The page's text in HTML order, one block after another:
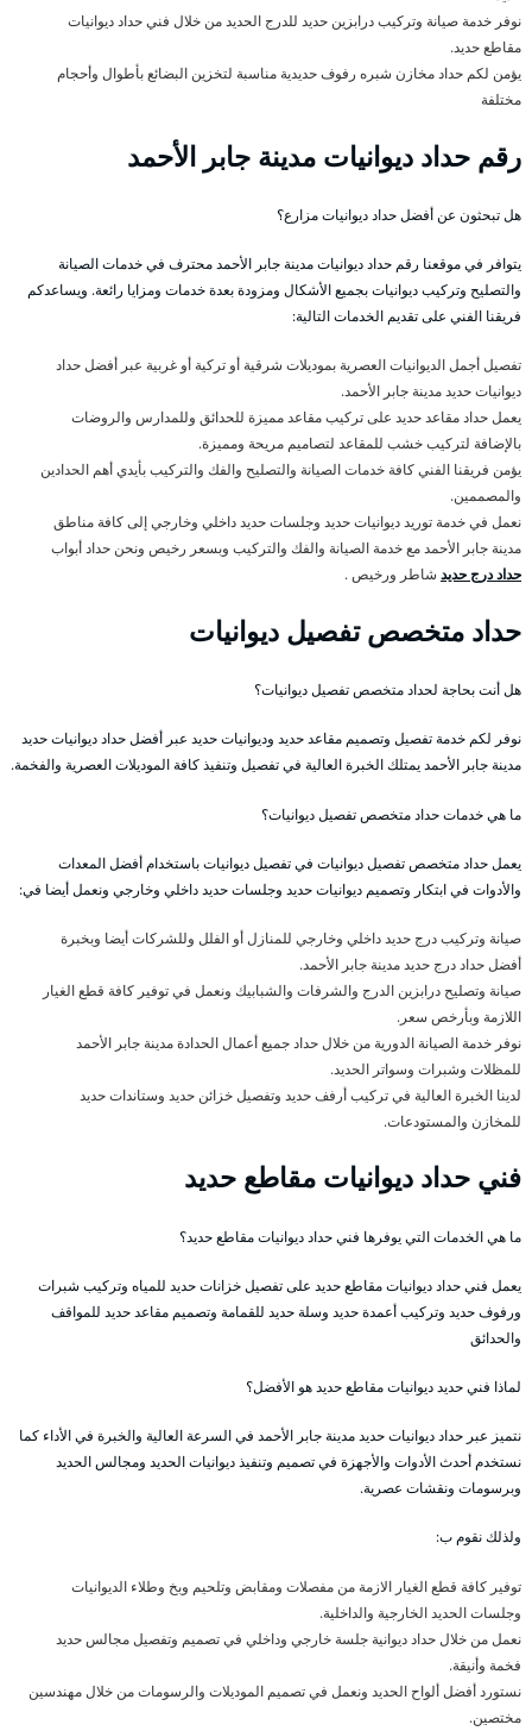
نوفر خدمة صيانة وتركيب درابزين حديد للدرج الحديد من خلال فني حداد ديوانيات
مقاطع حديد.
يؤمن لكم حداد مخازن شبره رفوف حديدية مناسبة لتخزين البضائع بأطوال وأحجام
مختلفة
رقم حداد ديوانيات مدينة جابر الأحمد
هل تبحثون عن أفضل حداد ديوانيات مزارع؟
يتوافر في موقعنا رقم حداد ديوانيات مدينة جابر الأحمد محترف في خدمات الصيانة
والتصليح وتركيب ديوانيات بجميع الأشكال ومزودة بعدة خدمات ومزايا رائعة. ويساعدكم
فريقنا الفني على تقديم الخدمات التالية:
تفصيل أجمل الديوانيات العصرية بموديلات شرقية أو تركية أو غربية عبر أفضل حداد
ديوانيات حديد مدينة جابر الأحمد.
يعمل حداد مقاعد حديد على تركيب مقاعد مميزة للحدائق وللمدارس والروضات
بالإضافة لتركيب خشب للمقاعد لتصاميم مريحة ومميزة.
يؤمن فريقنا الفني كافة خدمات الصيانة والتصليح والفك والتركيب بأيدي أهم الحدادين
والمصممين.
نعمل في خدمة توريد ديوانيات حديد وجلسات حديد داخلي وخارجي إلى كافة مناطق
مدينة جابر الأحمد مع خدمة الصيانة والفك والتركيب وبسعر رخيص ونحن حداد أبواب
حداد درج حديد شاطر ورخيص .
حداد متخصص تفصيل ديوانيات
هل أنت بحاجة لحداد متخصص تفصيل ديوانيات؟
نوفر لكم خدمة تفصيل وتصميم مقاعد حديد وديوانيات حديد عبر أفضل حداد ديوانيات حديد
مدينة جابر الأحمد يمتلك الخبرة العالية في تفصيل وتنفيذ كافة الموديلات العصرية والفخمة.
ما هي خدمات حداد متخصص تفصيل ديوانيات؟
يعمل حداد متخصص تفصيل ديوانيات في تفصيل ديوانيات باستخدام أفضل المعدات
والأدوات في ابتكار وتصميم ديوانيات حديد وجلسات حديد داخلي وخارجي ونعمل أيضا في:
صيانة وتركيب درج حديد داخلي وخارجي للمنازل أو الفلل وللشركات أيضا وبخبرة
أفضل حداد درج حديد مدينة جابر الأحمد.
صيانة وتصليح درابزين الدرج والشرفات والشبابيك ونعمل في توفير كافة قطع الغيار
اللازمة وبأرخص سعر.
نوفر خدمة الصيانة الدورية من خلال حداد جميع أعمال الحدادة مدينة جابر الأحمد
للمظلات وشبرات وسواتر الحديد.
لدينا الخبرة العالية في تركيب أرفف حديد وتفصيل خزائن حديد وستاندات حديد
للمخازن والمستودعات.
فني حداد ديوانيات مقاطع حديد
ما هي الخدمات التي يوفرها فني حداد ديوانيات مقاطع حديد؟
يعمل فني حداد ديوانيات مقاطع حديد على تفصيل خزانات حديد للمياه وتركيب شبرات
ورفوف حديد وتركيب أعمدة حديد وسلة حديد للقمامة وتصميم مقاعد حديد للمواقف
والحدائق
لماذا فني حديد ديوانيات مقاطع حديد هو الأفضل؟
نتميز عبر حداد ديوانيات حديد مدينة جابر الأحمد في السرعة العالية والخبرة في الأداء كما
نستخدم أحدث الأدوات والأجهزة في تصميم وتنفيذ ديوانيات الحديد ومجالس الحديد
وبرسومات ونقشات عصرية.
ولذلك نقوم ب:
توفير كافة قطع الغيار الازمة من مفصلات ومقابض وتلحيم وبخ وطلاء الديوانيات
وجلسات الحديد الخارجية والداخلية.
نعمل من خلال حداد ديوانية جلسة خارجي وداخلي في تصميم وتفصيل مجالس حديد
فخمة وأنيقة.
نستورد أفضل ألواح الحديد ونعمل في تصميم الموديلات والرسومات من خلال مهندسين
مختصين.